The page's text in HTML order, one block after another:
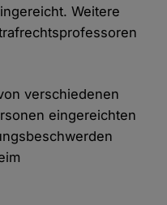
Weitere
verschiedenen
eingereichten